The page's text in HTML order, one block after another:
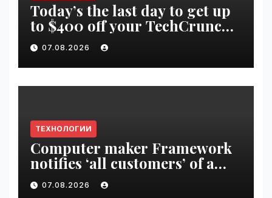
Today’s the last day to get up
to $400 off your TechCrunch
Disrupt 2026 ticket |
VseTime.ru
07.08.2026
ТЕХНОЛОГИИ
Computer maker Framework
notifies ‘all customers’ of a
data breach | VseTime.ru
07.08.2026